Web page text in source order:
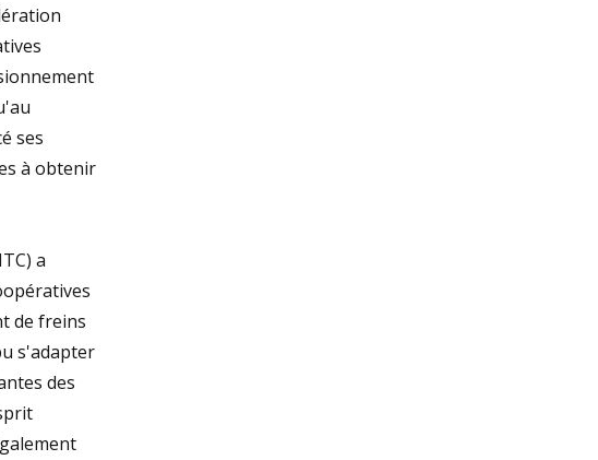
ses
à obtenir
a
de freins
s'adapter
des